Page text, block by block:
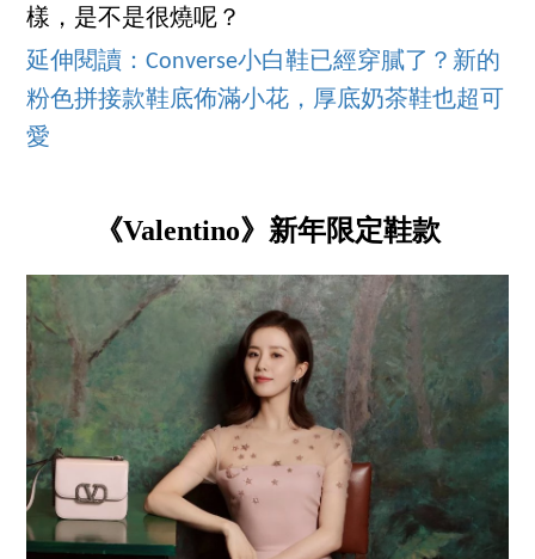
樣，是不是很燒呢？
延伸閱讀：Converse小白鞋已經穿膩了？新的
粉色拼接款鞋底佈滿小花，厚底奶茶鞋也超可
愛
《Valentino》新年限定鞋款